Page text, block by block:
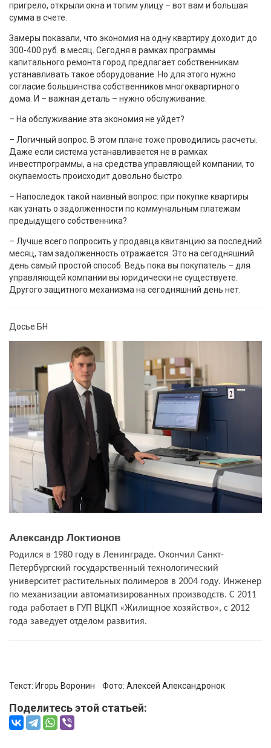
пригрело, открыли окна и топим улицу – вот вам и большая
сумма в счете.
Замеры показали, что экономия на одну квартиру доходит до
300-400 руб. в месяц. Сегодня в рамках программы
капитального ремонта город предлагает собственникам
устанавливать такое оборудование. Но для этого нужно
согласие большинства собственников многоквартирного
дома. И – важная деталь – нужно обслуживание.
– На обслуживание эта экономия не уйдет?
– Логичный вопрос. В этом плане тоже проводились расчеты.
Даже если система устанавливается не в рамках
инвестпрограммы, а на средства управляющей компании, то
окупаемость происходит довольно быстро.
– Напоследок такой наивный вопрос: при покупке квартиры
как узнать о задолженности по коммунальным платежам
предыдущего собственника?
– Лучше всего попросить у продавца квитанцию за последний
месяц, там задолженность отражается. Это на сегодняшний
день самый простой способ. Ведь пока вы покупатель – для
управляющей компании вы юридически не существуете.
Другого защитного механизма на сегодняшний день нет.
Досье БН
Александр Локтионов
Родился в 1980 году в Ленинграде. Окончил Санкт-
Петербургский государственный технологический
университет растительных полимеров в 2004 году. Инженер
по механизации автоматизированных производств. С 2011
года работает в ГУП ВЦКП «Жилищное хозяйство», с 2012
года заведует отделом развития.
Текст: Игорь Воронин Фото: Алексей Александронок
Поделитесь этой статьей: